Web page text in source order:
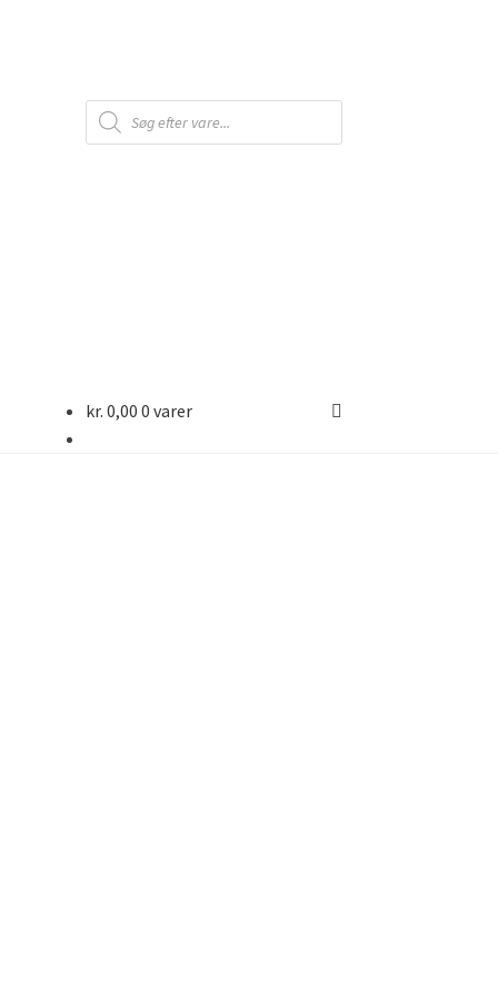
Products
search
kr. 0,00 0 varer